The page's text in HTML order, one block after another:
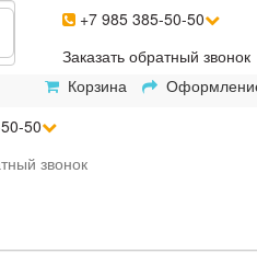
+7 985 385-50-50
Заказатьобратныйзвонок
Корзина
50
звонок